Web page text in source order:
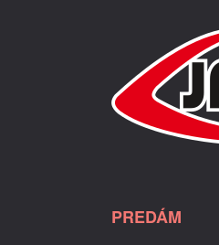
PREDÁM